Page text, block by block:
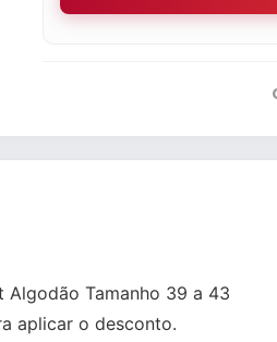
Algodão Tamanho 39 a 43
aplicar o desconto.